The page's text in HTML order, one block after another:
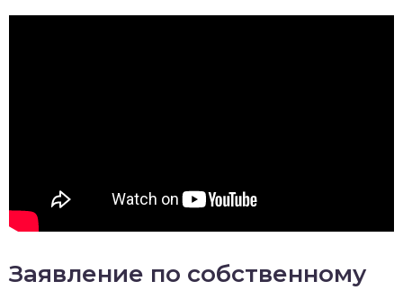
Заявление по собственному